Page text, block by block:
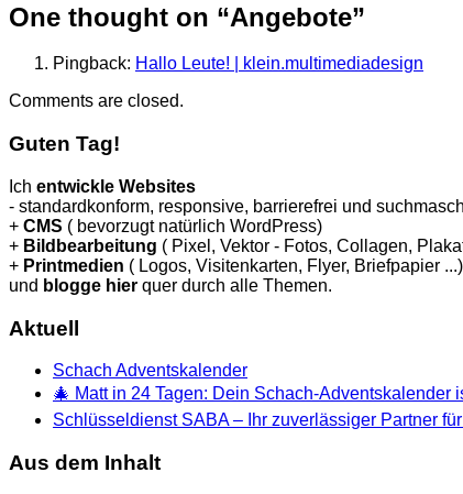
One thought on “Angebote”
Pingback: Hallo Leute! | klein.multimediadesign
Comments are closed.
Guten Tag!
Ich entwickle Websites
- standardkonform, responsive, barrierefrei und
+ CMS ( bevorzugt natürlich WordPress)
+ Bildbearbeitung ( Pixel, Vektor - Fotos, Collagen,
+ Printmedien ( Logos, Visitenkarten, Flyer, Briefpapier ...)
und blogge hier quer durch alle Themen.
Aktuell
Schach Adventskalender
🎄 Matt in 24 Tagen: Dein Schach-Adventskalender
Schlüsseldienst SABA – Ihr zuverlässiger Partner
Aus dem Inhalt